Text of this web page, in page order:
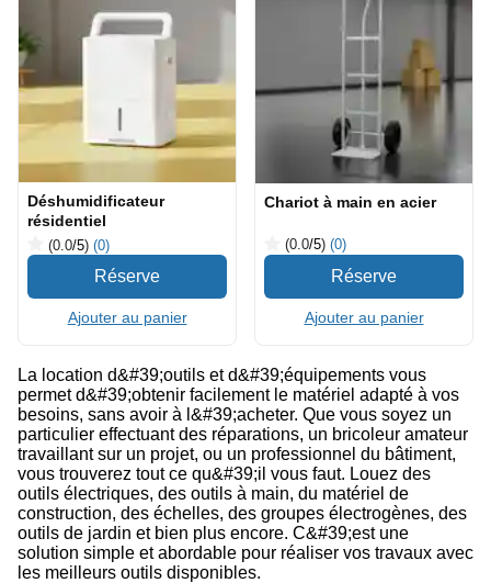
Déshumidificateur
résidentiel
(0.0/5) (0)
Ajouter au panier
Chariot à main en acier
(0.0/5) (0)
Ajouter au panier
La location d&#39;outils et d&#39;équipements vous
permet d&#39;obtenir facilement le matériel adapté à vos
besoins, sans avoir à l&#39;acheter. Que vous soyez un
particulier effectuant des réparations, un bricoleur amateur
travaillant sur un projet, ou un professionnel du bâtiment,
vous trouverez tout ce qu&#39;il vous faut. Louez des
outils électriques, des outils à main, du matériel de
construction, des échelles, des groupes électrogènes, des
outils de jardin et bien plus encore. C&#39;est une
solution simple et abordable pour réaliser vos travaux avec
les meilleurs outils disponibles.